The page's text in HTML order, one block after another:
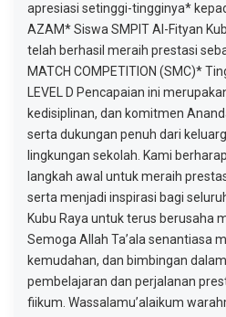
apresiasi setinggi-tingginya*
AZAM* Siswa SMPIT Al-Fityan
telah berhasil meraih prestasi
MATCH COMPETITION (SMC)*
LEVEL D Pencapaian ini
kedisiplinan, dan komitmen
serta dukungan penuh dari
lingkungan sekolah. Kami
langkah awal untuk meraih
serta menjadi inspirasi bagi
Kubu Raya untuk terus berusaha
Semoga Allah Ta’ala senantiasa
kemudahan, dan bimbingan
pembelajaran dan perjalanan
fiikum. Wassalamu’alaikum